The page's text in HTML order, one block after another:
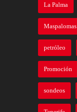
La Palma
Maspalomas
petróleo
Promoción
sondeos